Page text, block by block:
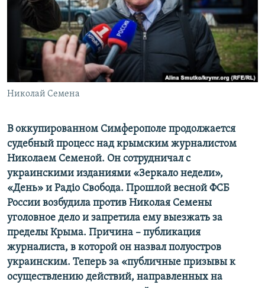
ПОБЕДИТЕЛЕЙ НЕ СУДЯТ?
КРЫМ.НЕПОКОРЕННЫЙ
ELIFBE
УКРАИНСКАЯ ПРОБЛЕМА КРЫМА
ПРИСОЕДИНЯЙТЕСЬ!
Все сайты RFE/RL
Николай Семена
В оккупированном Симферополе продолжается
судебный процесс над крымским журналистом
Николаем Семеной. Он сотрудничал с
украинскими изданиями «Зеркало недели»,
«День» и Радiо Свобода. Прошлой весной ФСБ
России возбудила против Николая Семены
уголовное дело и запретила ему выезжать за
пределы Крыма. Причина – публикация
журналиста, в которой он назвал полуостров
украинским. Теперь за «публичные призывы к
осуществлению действий, направленных на